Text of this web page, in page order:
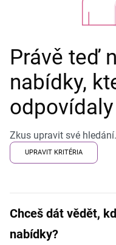
Právě teď
nabídky,
Zkus upravit své hledání.
UPRAVIT KRITÉRIA
Chceš dát vědět,
nabídky?